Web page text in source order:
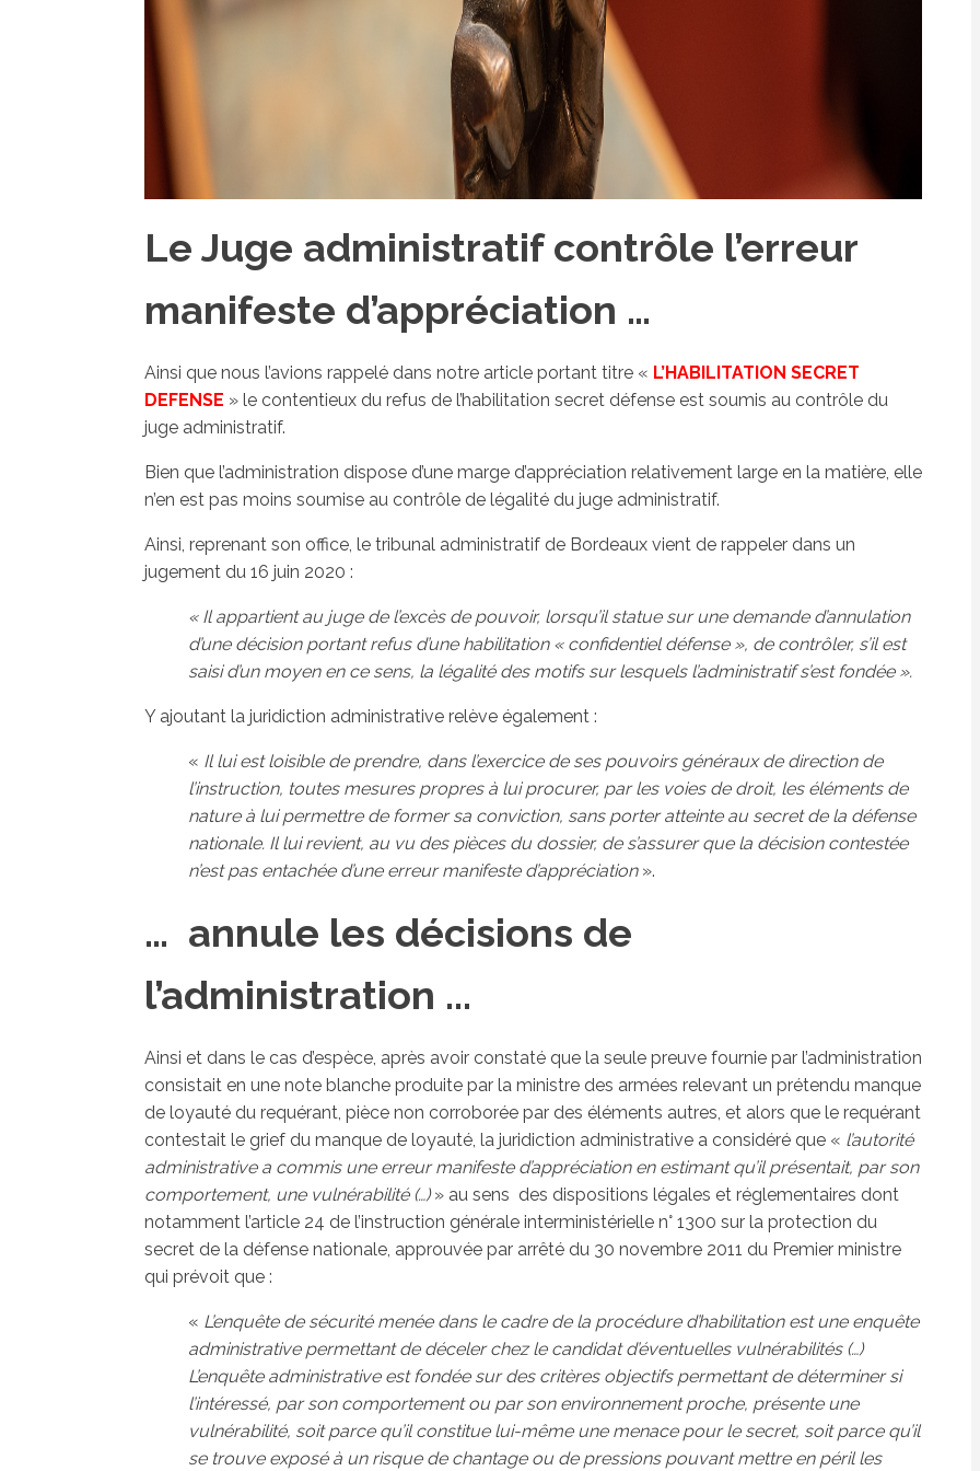
Le Juge administratif contrôle l’erreur
manifeste d’appréciation …
Ainsi que nous l’avions rappelé dans notre article portant titre « L’HABILITATION SECRET
DEFENSE » le contentieux du refus de l’habilitation secret défense est soumis au contrôle du
juge administratif.
Bien que l’administration dispose d’une marge d’appréciation relativement large en la matière, elle
n’en est pas moins soumise au contrôle de légalité du juge administratif.
Ainsi, reprenant son office, le tribunal administratif de Bordeaux vient de rappeler dans un
jugement du 16 juin 2020 :
« Il appartient au juge de l’excès de pouvoir, lorsqu’il statue sur une demande d’annulation
d’une décision portant refus d’une habilitation « confidentiel défense », de contrôler, s’il est
saisi d’un moyen en ce sens, la légalité des motifs sur lesquels l’administratif s’est fondée ».
Y ajoutant la juridiction administrative relève également :
« Il lui est loisible de prendre, dans l’exercice de ses pouvoirs généraux de direction de
l’instruction, toutes mesures propres à lui procurer, par les voies de droit, les éléments de
nature à lui permettre de former sa conviction, sans porter atteinte au secret de la défense
nationale. Il lui revient, au vu des pièces du dossier, de s’assurer que la décision contestée
n’est pas entachée d’une erreur manifeste d’appréciation ».
… annule les décisions de
l’administration ...
Ainsi et dans le cas d’espèce, après avoir constaté que la seule preuve fournie par l’administration
consistait en une note blanche produite par la ministre des armées relevant un prétendu manque
de loyauté du requérant, pièce non corroborée par des éléments autres, et alors que le requérant
contestait le grief du manque de loyauté, la juridiction administrative a considéré que « l’autorité
administrative a commis une erreur manifeste d’appréciation en estimant qu’il présentait, par son
comportement, une vulnérabilité (…)» au sens des dispositions légales et réglementaires dont
notamment l’article 24 de l’instruction générale interministérielle n° 1300 sur la protection du
secret de la défense nationale, approuvée par arrêté du 30 novembre 2011 du Premier ministre
qui prévoit que :
« L’enquête de sécurité menée dans le cadre de la procédure d’habilitation est une enquête
administrative permettant de déceler chez le candidat d’éventuelles vulnérabilités (…)
L’enquête administrative est fondée sur des critères objectifs permettant de déterminer si
l’intéressé, par son comportement ou par son environnement proche, présente une
vulnérabilité, soit parce qu’il constitue lui-même une menace pour le secret, soit parce qu’il
se trouve exposé à un risque de chantage ou de pressions pouvant mettre en péril les